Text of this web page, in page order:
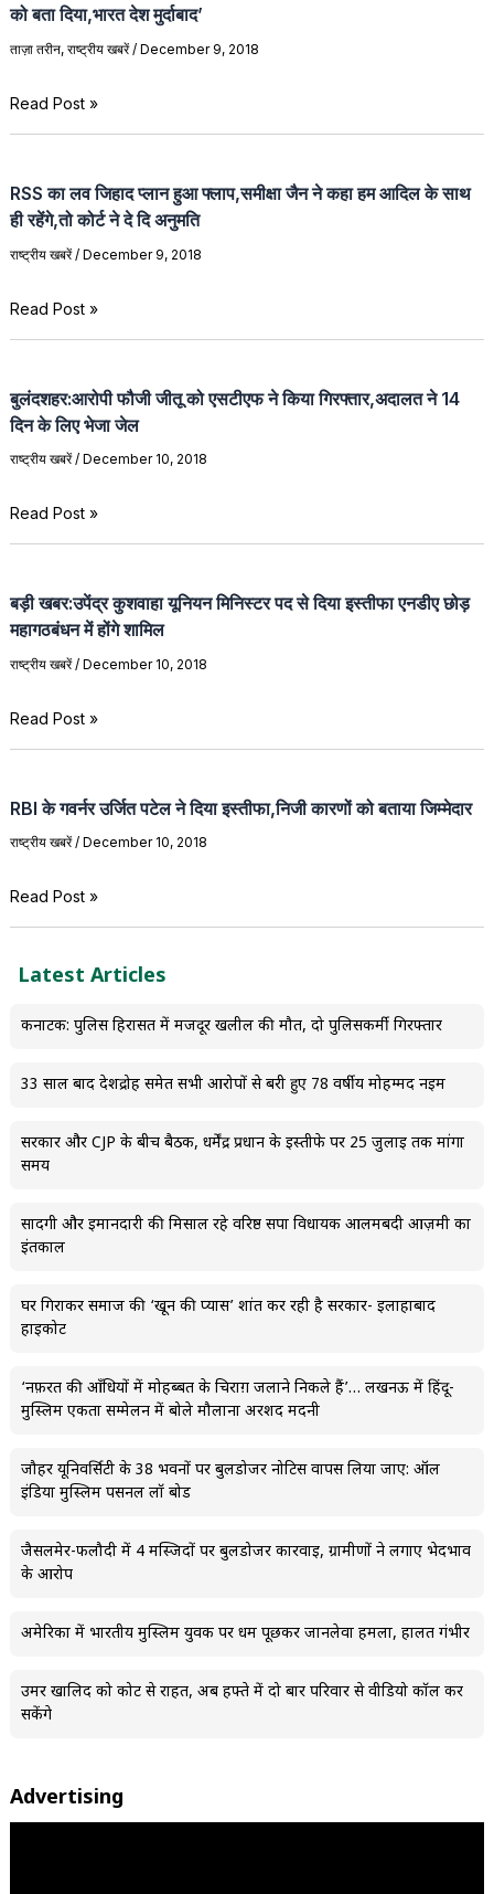
को बता दिया,भारत देश मुर्दाबाद’
ताज़ा तरीन, राष्ट्रीय खबरें/ December 9, 2018
Read Post »
RSS का लव जिहाद प्लान हुआ फ्लाप,समीक्षा जैन ने कहा हम आदिल के साथ
ही रहेंगे,तो कोर्ट ने दे दि अनुमति
राष्ट्रीय खबरें/ December 9, 2018
Read Post »
बुलंदशहर:आरोपी फौजी जीतू को एसटीएफ ने किया गिरफ्तार,अदालत ने 14
दिन के लिए भेजा जेल
राष्ट्रीय खबरें/ December 10, 2018
Read Post »
बड़ी खबर:उपेंद्र कुशवाहा यूनियन मिनिस्टर पद से दिया इस्तीफा एनडीए छोड़
महागठबंधन में होंगे शामिल
राष्ट्रीय खबरें/ December 10, 2018
Read Post »
RBI‌ के गवर्नर उर्जित पटेल ने दिया इस्तीफा,निजी कारणों को बताया जिम्मेदार
राष्ट्रीय खबरें/ December 10, 2018
Read Post »
Latest Articles
कर्नाटक: पुलिस हिरासत में मजदूर खलील की मौत, दो पुलिसकर्मी गिरफ्तार
33 साल बाद देशद्रोह समेत सभी आरोपों से बरी हुए 78 वर्षीय मोहम्मद नईम
सरकार और CJP के बीच बैठक, धर्मेंद्र प्रधान के इस्तीफे पर 25 जुलाई तक मांगा
समय
सादगी और ईमानदारी की मिसाल रहे वरिष्ठ सपा विधायक आलमबदी आज़मी का
इंतकाल
घर गिराकर समाज की ‘खून की प्यास’ शांत कर रही है सरकार- इलाहाबाद
हाईकोर्ट
‘नफ़रत की आँधियों में मोहब्बत के चिराग़ जलाने निकले हैं’… लखनऊ में हिंदू-
मुस्लिम एकता सम्मेलन में बोले मौलाना अरशद मदनी
जौहर यूनिवर्सिटी के 38 भवनों पर बुलडोजर नोटिस वापस लिया जाए: ऑल
इंडिया मुस्लिम पर्सनल लॉ बोर्ड
जैसलमेर-फलौदी में 4 मस्जिदों पर बुलडोजर कार्रवाई, ग्रामीणों ने लगाए भेदभाव
के आरोप
अमेरिका में भारतीय मुस्लिम युवक पर धर्म पूछकर जानलेवा हमला, हालत गंभीर
उमर खालिद को कोर्ट से राहत, अब हफ्ते में दो बार परिवार से वीडियो कॉल कर
सकेंगे
Advertising